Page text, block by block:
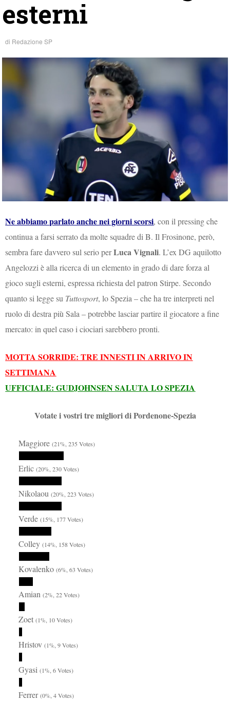
esterni
di Redazione SP
Ne abbiamo parlato anche nei giorni scorsi, con il pressing che
continua a farsi serrato da molte squadre di B. Il Frosinone, però,
sembra fare davvero sul serio perLuca Vignali. L’ex DG aquilotto
Angelozzi è alla ricerca di un elemento in grado di dare forza al
gioco sugli esterni, espressa richiesta del patron Stirpe. Secondo
quanto si legge su Tuttosport, lo Spezia – che ha tre interpreti nel
ruolo di destra più Sala – potrebbe lasciar partire il giocatore a fine
mercato: in quel caso i ciociari sarebbero pronti.
MOTTA SORRIDE: TRE INNESTI IN ARRIVO IN
SETTIMANA
UFFICIALE: GUDJOHNSEN SALUTA LO SPEZIA
Votate i vostri tre migliori di Pordenone-Spezia
Maggiore(21%, 235 Votes)
Erlic(20%, 230 Votes)
Nikolaou(20%, 223 Votes)
Verde(15%, 177 Votes)
Colley(14%, 158 Votes)
Kovalenko(6%, 63 Votes)
Amian(2%, 22 Votes)
Zoet(1%, 10 Votes)
Hristov(1%, 9 Votes)
Gyasi(1%, 6 Votes)
Ferrer(0%, 4 Votes)